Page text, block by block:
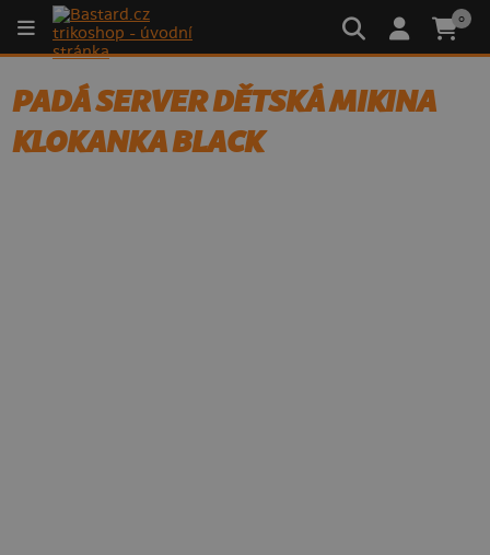
0
PADÁ SERVER DĚTSKÁ MIKINA
KLOKANKA BLACK